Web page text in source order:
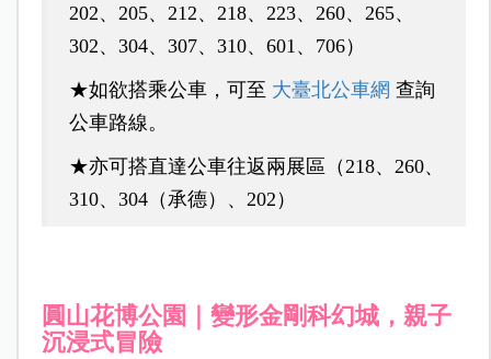
202、205、212、218、223、260、265、
302、304、307、310、601、706）
★如欲搭乘公車，可至 大臺北公車網 查詢
公車路線。
★亦可搭直達公車往返兩展區（218、260、
310、304（承德）、202）
圓山花博公園｜變形金剛科幻城，親子
沉浸式冒險